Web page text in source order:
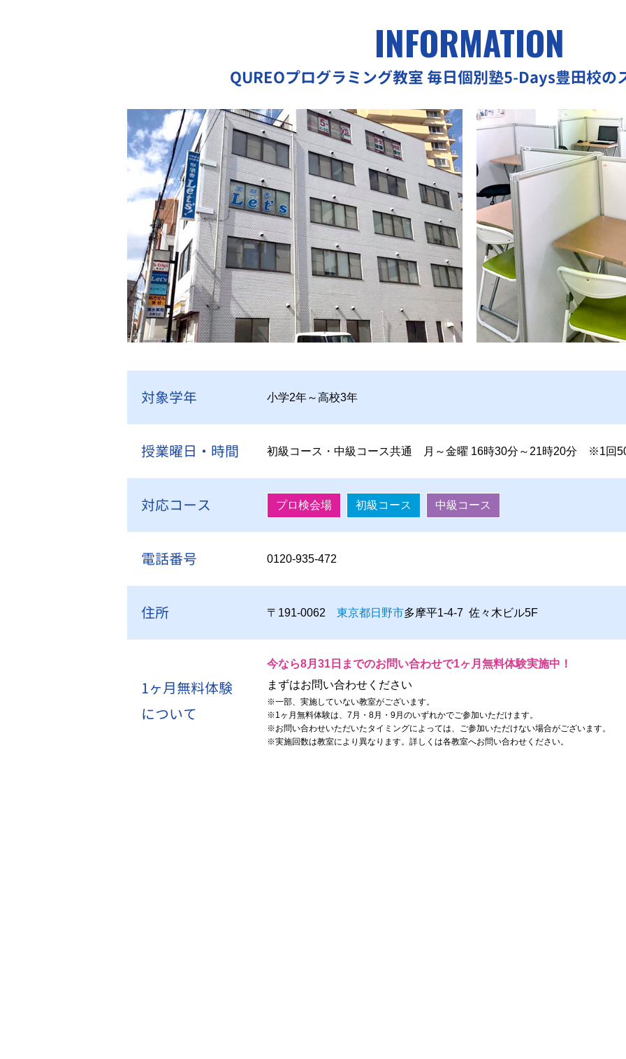
INFORMATION
QUREOプログラミング教室 毎日個別塾5-Days豊田校の
対象学年 小学2年～高校3年
授業曜日・時間 初級コース・中級コース共通 月～金曜 16時30分～21時20分 ※1回
対応コース プロ検会場 初級コース 中級コース
電話番号 0120-935-472
住所 〒191-0062 東京都日野市多摩平1-4-7 佐々木ビル5F
1ヶ月無料体験
について
今なら8月31日までのお問い合わせで1ヶ月無料体験実施中！
まずはお問い合わせください
※一部、実施していない教室がございます。
※1ヶ月無料体験は、7月・8月・9月のいずれかでご参加いただけます。
※お問い合わせいただいたタイミングによっては、ご参加いただけない場合がございます。
※実施回数は教室により異なります。詳しくは各教室へお問い合わせください。